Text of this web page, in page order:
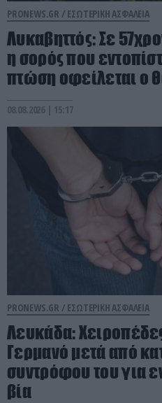
PRONEWS.GR / ΕΣΩΤΕΡΙΚΗ ΑΣΦΑΛΕΙΑ
Λυκαβηττός: Σε
η σορός που
πτώση οφείλεται ο
08.08.2026 | 15:17
PRONEWS.GR / ΕΣΩΤΕΡΙΚΗ ΑΣΦΑΛΕΙΑ
Λευκάδα:
Γερμανό μετά από
συντρόφου του για
βία